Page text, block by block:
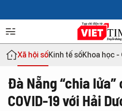
Xã hội sốKinh tế sốKhoa học
Đà Nẵng “chia
COVID-19 với Hải